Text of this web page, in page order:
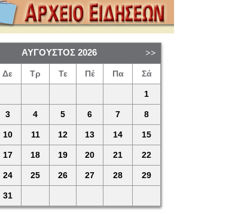
ΑΎΓΟΥΣΤΟΣ 2026
Δε Τρ Τε Πέ Πα Σά
1
3 4 5 6 7 8
10 11 12 13 14 15
17 18 19 20 21 22
24 25 26 27 28 29
31